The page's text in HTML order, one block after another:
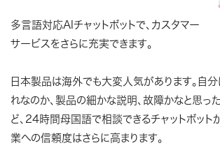
多言語対応AIチャットボットで、カスタマー
サービスをさらに充実できます。
日本製品は海外でも大変人気があります。自
れなのか、製品の細かな説明、故障かなと思っ
ど、24時間母国語で相談できるチャットボット
業への信頼度はさらに高まります。